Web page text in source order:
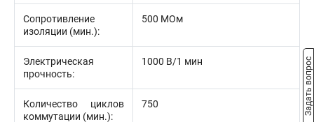
Сопротивление
изоляции (мин.):
500 МОм
Электрическая
прочность:
1000 В/1 мин
Количество циклов
коммутации (мин.):
750 Задать вопрос